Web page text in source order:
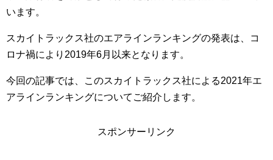
います。
スカイトラックス社のエアラインランキングの発表は、コ
ロナ禍により2019年6月以来となります。
今回の記事では、このスカイトラックス社による2021年エ
アラインランキングについてご紹介します。
スポンサーリンク